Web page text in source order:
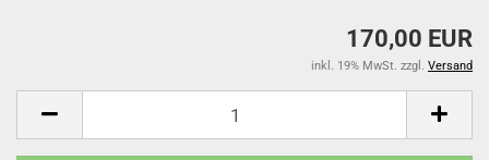
170,00 EUR
inkl. 19% MwSt. zzgl. Versand